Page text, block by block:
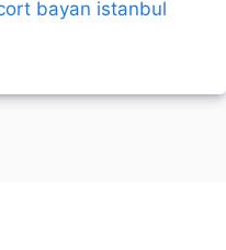
bayan istanbul